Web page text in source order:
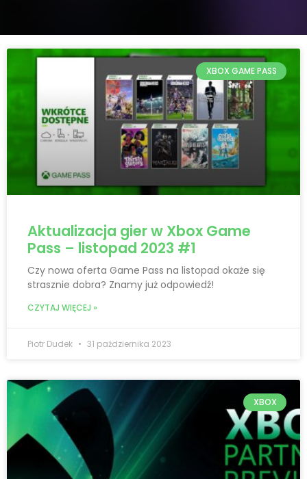
XBOX GAME PASS
Aktualizacja gier w Xbox Game
Pass – listopad 2023 #1
Czy nowa oferta Game Pass na listopad okaże się
strasznie dobra? Znamy już odpowiedź!
CZYTAJ WIĘCEJ »
Piotr Dudek 31 października 2023
XBOX